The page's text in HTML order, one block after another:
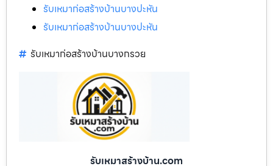
รับเหมาก่อสร้างบ้านบางปะหัน
รับเหมาก่อสร้างบ้านบางปะหัน
รับเหมาก่อสร้างบ้านบางกรวย
รับเหมาสร้างบ้าน.com